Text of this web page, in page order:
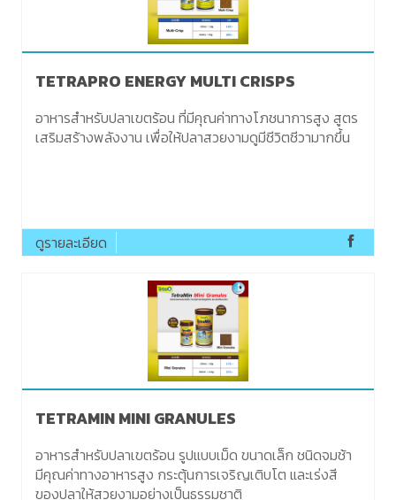
TETRAPRO ENERGY MULTI CRISPS
อาหารสำหรับปลาเขตร้อน ที่มีคุณค่าทางโภชนาการสูง สูตร
เสริมสร้างพลังงาน เพื่อให้ปลาสวยงามดูมีชีวิตชีวามากขึ้น
ดูรายละเอียด
TETRAMIN MINI GRANULES
อาหารสำหรับปลาเขตร้อน รูปแบบเม็ด ขนาดเล็ก ชนิดจมช้า
มีคุณค่าทางอาหารสูง กระตุ้นการเจริญเติบโต และเร่งสี
ของปลาให้สวยงามอย่างเป็นธรรมชาติ